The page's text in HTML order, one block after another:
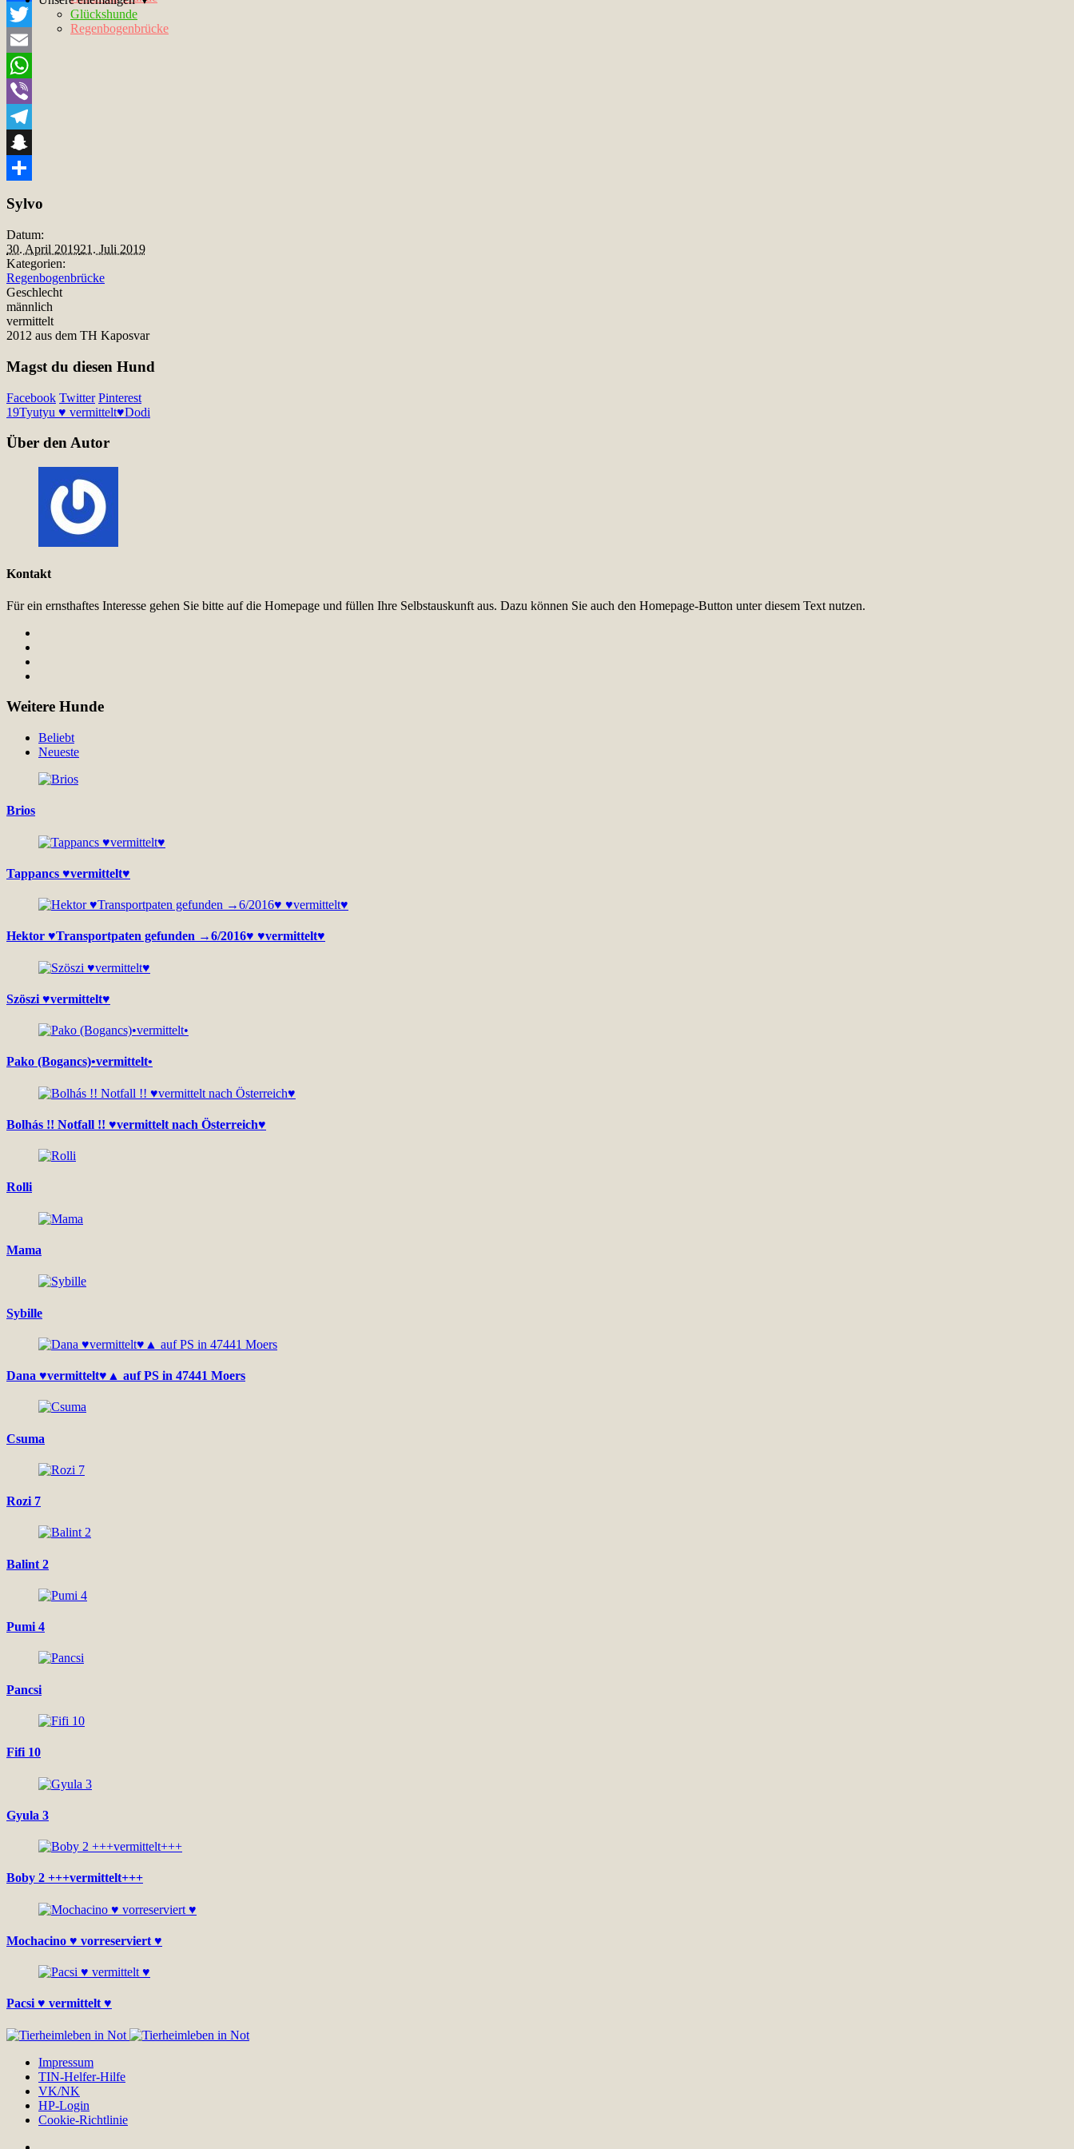
Glückshunde
Regenbogenbrücke
Facebook
Twitter
Email
WhatsApp
Viber
Telegram
Snapchat
Sylvo
Datum:
30. April 201921. Juli 2019
Kategorien:
Regenbogenbrücke
Geschlecht
männlich
vermittelt
2012 aus dem TH Kaposvar
Magst du diesen Hund
Facebook Twitter Pinterest
19Tyutyu ♥ vermittelt♥Dodi
Über den Autor
Kontakt
Für ein ernsthaftes Interesse gehen Sie bitte auf die Homepage und füllen Ihre Selbstauskunft aus. Dazu können Sie auch den Homepage-Button unter diesem Text nutzen.
Weitere Hunde
Beliebt
Neueste
Brios
Tappancs ♥vermittelt♥
Hektor ♥Transportpaten gefunden →6/2016♥ ♥vermittelt♥
Szöszi ♥vermittelt♥
Pako (Bogancs)•vermittelt•
Bolhás !! Notfall !! ♥vermittelt nach Österreich♥
Rolli
Mama
Sybille
Dana ♥vermittelt♥▲ auf PS in 47441 Moers
Csuma
Rozi 7
Balint 2
Pumi 4
Pancsi
Fifi 10
Gyula 3
Boby 2 +++vermittelt+++
Mochacino ♥ vorreserviert ♥
Pacsi ♥ vermittelt ♥
Impressum
TIN-Helfer-Hilfe
VK/NK
HP-Login
Cookie-Richtlinie